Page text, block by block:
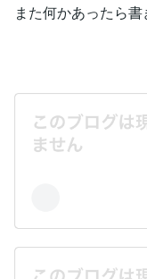
また何かあったら書